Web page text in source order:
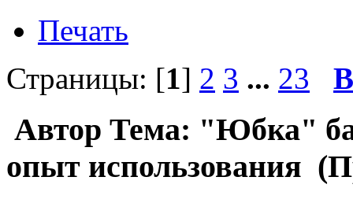
Печать
Страницы: [1] 2 3 ... 23
Автор Тема: "Юбка"
опыт использования